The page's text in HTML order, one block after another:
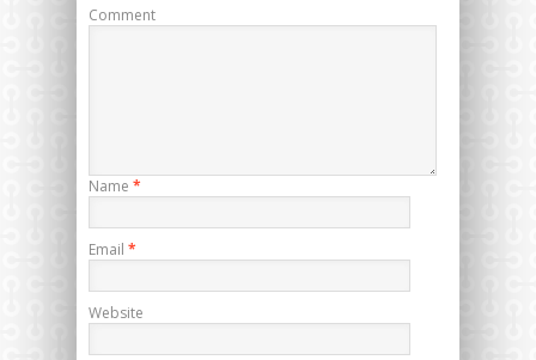
Comment
Name *
Email *
Website